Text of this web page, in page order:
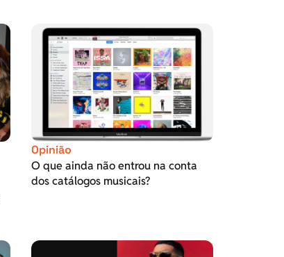
Opinião
O que ainda não entrou na conta
dos catálogos musicais?